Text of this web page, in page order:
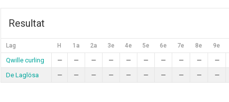
Resultat
Lag H 1a 2a 3e 4e 5e 6e 7e 8e 9e
Qwille curling — — — — — — — — — —
De Laglösa
— — — — — — — — — —